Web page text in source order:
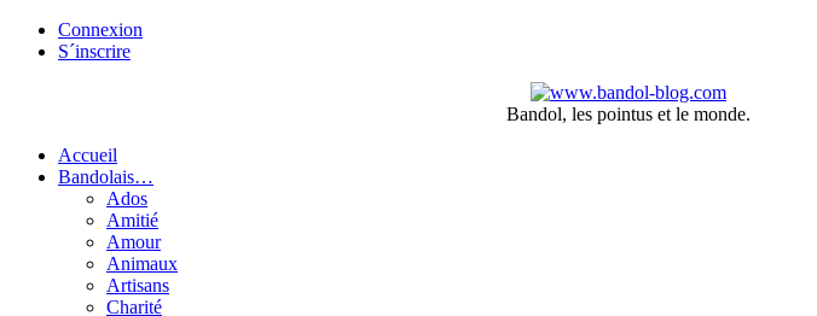
Connexion
S´inscrire
Bandol, les pointus et le monde.
Accueil
Bandolais…
Ados
Amitié
Amour
Animaux
Artisans
Charité